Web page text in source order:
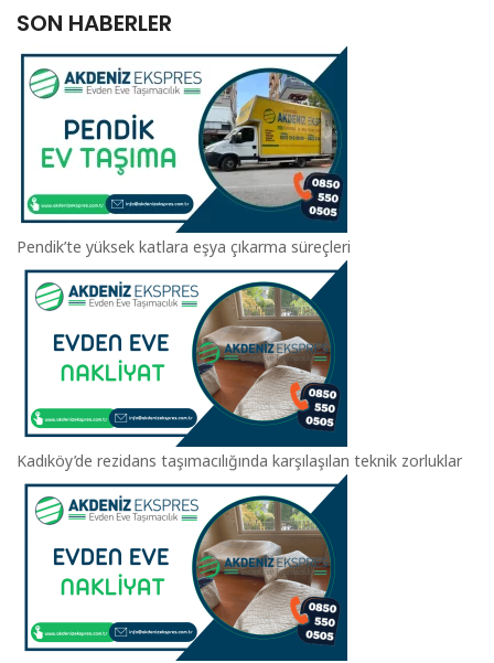
SON HABERLER
Pendik’te yüksek katlara eşya çıkarma süreçleri
Kadıköy’de rezidans taşımacılığında karşılaşılan teknik zorluklar